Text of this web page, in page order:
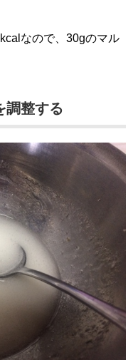
なので、30gのマル
調整する